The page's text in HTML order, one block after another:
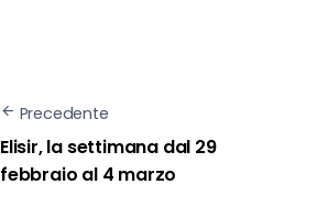
Precedente
Elisir, la settimana dal 29
febbraio al 4 marzo